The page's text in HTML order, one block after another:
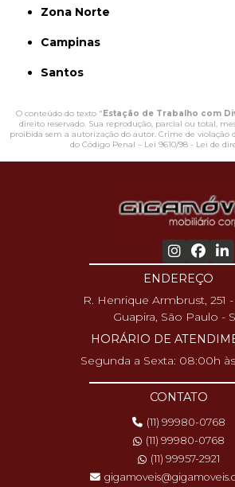
Zona Norte
Campinas
Santos
O conteúdo do texto "Estação de Trabalho com
direito reservado. Sua reprodução, parcial ou total,
proibida sem a autorização do autor. Crime de violação
do Código Penal – Lei 9610/98 - Lei de
ENDEREÇO
R. Henrique Armbrust, 251
Guapira, São Paulo -
HORÁRIO DE
Segunda a Sexta: 08:00h
CONTATO
(11) 99980-0768
(11) 99980-0768
(11) 99957-2921